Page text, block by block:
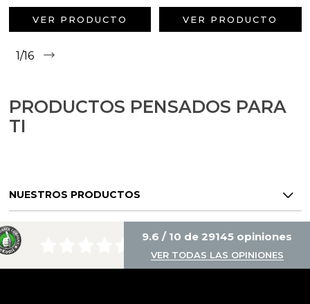
VER PRODUCTO VER PRODUCTO
1/16
PRODUCTOS PENSADOS PARA
TI
NUESTROS PRODUCTOS
9.6 / 10 de 29145 opiniones
VER TODAS LAS OPINIONES